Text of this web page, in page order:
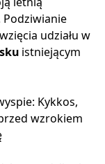
udziału w
istniejącym
Kykkos,
wzrokiem